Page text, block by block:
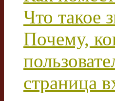
Что такое
Почему,
страница